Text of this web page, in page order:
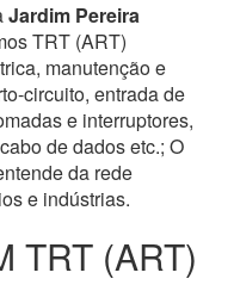
Jardim Pereira
TRT (ART)
manutenção e
circuito, entrada de
e interruptores,
de dados etc.; O
da rede
e indústrias.
TRT (ART)